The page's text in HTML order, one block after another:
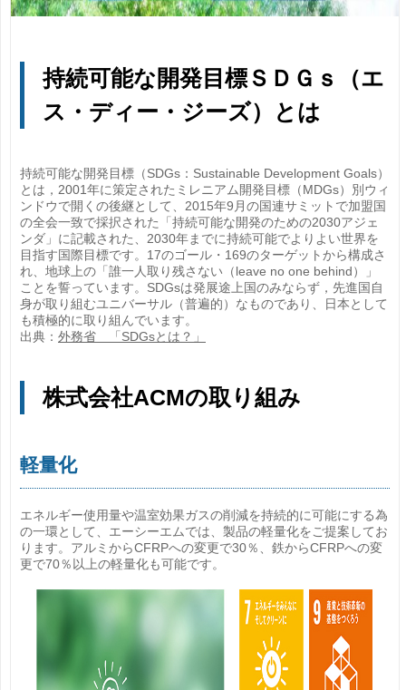
持続可能な開発目標ＳＤＧｓ（エ
ス・ディー・ジーズ）とは
持続可能な開発目標（SDGs：Sustainable Development Goals）
とは，2001年に策定されたミレニアム開発目標（MDGs）別ウィ
ンドウで開くの後継として、2015年9月の国連サミットで加盟国
の全会一致で採択された「持続可能な開発のための2030アジェ
ンダ」に記載された、2030年までに持続可能でよりよい世界を
目指す国際目標です。17のゴール・169のターゲットから構成さ
れ、地球上の「誰一人取り残さない（leave no one behind）」
ことを誓っています。SDGsは発展途上国のみならず，先進国自
身が取り組むユニバーサル（普遍的）なものであり、日本として
も積極的に取り組んでいます。
出典： 外務省 「SDGsとは？」
株式会社ACMの取り組み
軽量化
エネルギー使用量や温室効果ガスの削減を持続的に可能にする為
の一環として、エーシーエムでは、製品の軽量化をご提案してお
ります。アルミからCFRPへの変更で30％、鉄からCFRPへの変
更で70％以上の軽量化も可能です。